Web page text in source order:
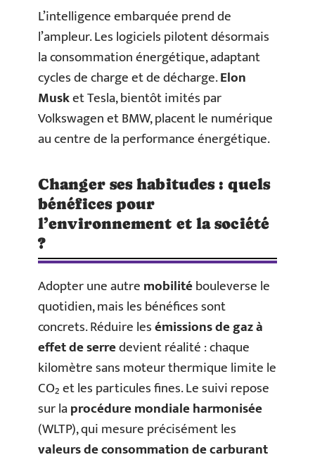
L’intelligence embarquée prend de
l’ampleur. Les logiciels pilotent désormais
la consommation énergétique, adaptant
cycles de charge et de décharge.Elon
Musket Tesla, bientôt imités par
Volkswagen et BMW, placent le numérique
au centre de la performance énergétique.
Changer ses habitudes : quels
bénéfices pour
l’environnement et la société
?
Adopter une autremobilitébouleverse le
quotidien, mais les bénéfices sont
concrets. Réduire lesémissions de gaz à
effet de serredevient réalité : chaque
kilomètre sans moteur thermique limite le
CO₂ et les particules fines. Le suivi repose
sur laprocédure mondiale harmonisée
(WLTP), qui mesure précisément les
valeurs de consommation de carburant